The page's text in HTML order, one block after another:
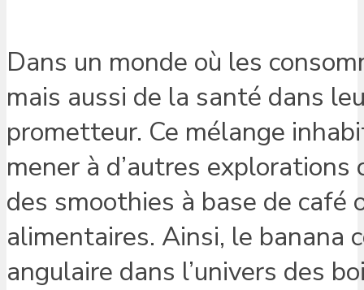
Dans un monde où les
mais aussi de la santé dans
prometteur. Ce mélange
mener à d’autres
des smoothies à base de
alimentaires. Ainsi, le banana
angulaire dans l’univers des